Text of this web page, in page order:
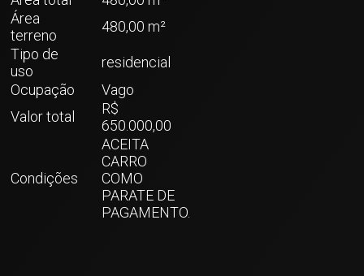
Área
terreno
480,00 m²
Tipo de
uso
residencial
Ocupação
Vago
Valor total
R$
650.000,00
Condições
ACEITA
CARRO
COMO
PARATE DE
PAGAMENTO.